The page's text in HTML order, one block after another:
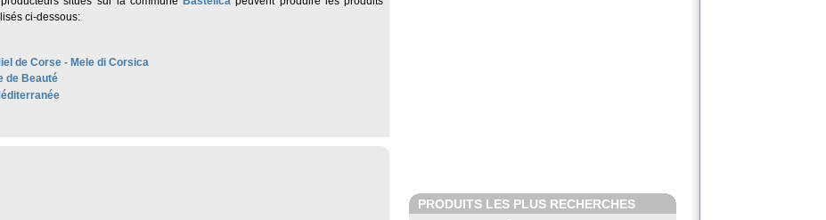
ci-dessous:
de Corse - Mele di Corsica
de Beauté
PRODUITS LES PLUS RECHERCHES